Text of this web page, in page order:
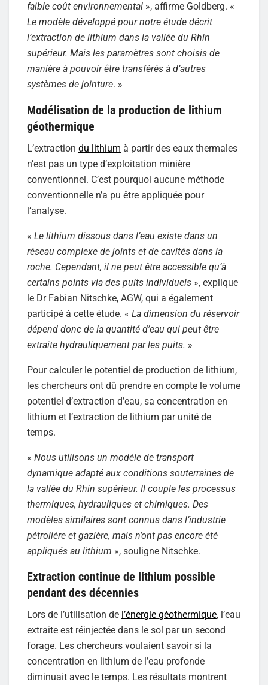
faible coût environnemental », affirme Goldberg. «
Le modèle développé pour notre étude décrit
l’extraction de lithium dans la vallée du Rhin
supérieur. Mais les paramètres sont choisis de
manière à pouvoir être transférés à d’autres
systèmes de jointure. »
Modélisation de la production de lithium
géothermique
L’extraction du lithium à partir des eaux thermales
n’est pas un type d’exploitation minière
conventionnel. C’est pourquoi aucune méthode
conventionnelle n’a pu être appliquée pour
l’analyse.
« Le lithium dissous dans l’eau existe dans un
réseau complexe de joints et de cavités dans la
roche. Cependant, il ne peut être accessible qu’à
certains points via des puits individuels », explique
le Dr Fabian Nitschke, AGW, qui a également
participé à cette étude. « La dimension du réservoir
dépend donc de la quantité d’eau qui peut être
extraite hydrauliquement par les puits. »
Pour calculer le potentiel de production de lithium,
les chercheurs ont dû prendre en compte le volume
potentiel d’extraction d’eau, sa concentration en
lithium et l’extraction de lithium par unité de
temps.
« Nous utilisons un modèle de transport
dynamique adapté aux conditions souterraines de
la vallée du Rhin supérieur. Il couple les processus
thermiques, hydrauliques et chimiques. Des
modèles similaires sont connus dans l’industrie
pétrolière et gazière, mais n’ont pas encore été
appliqués au lithium », souligne Nitschke.
Extraction continue de lithium possible
pendant des décennies
Lors de l’utilisation de l’énergie géothermique, l’eau
extraite est réinjectée dans le sol par un second
forage. Les chercheurs voulaient savoir si la
concentration en lithium de l’eau profonde
diminuait avec le temps. Les résultats montrent